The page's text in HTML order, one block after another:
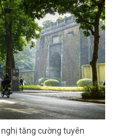
nghị tăng cường tuyên